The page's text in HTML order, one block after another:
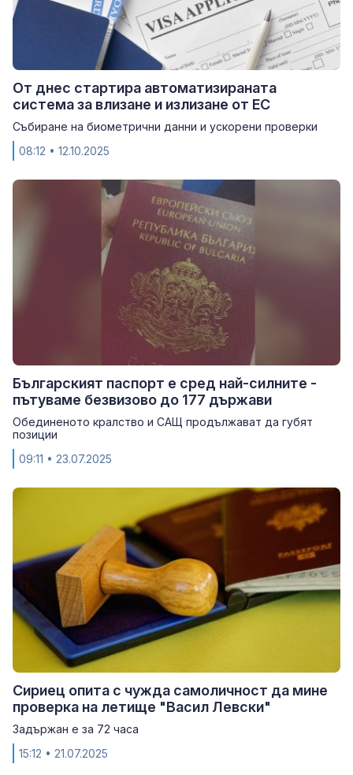
От днес стартира автоматизираната
система за влизане и излизане от ЕС
Събиране на биометрични данни и ускорени проверки
08:12 • 12.10.2025
Българският паспорт е сред най-силните -
пътуваме безвизово до 177 държави
Обединеното кралство и САЩ продължават да губят
позиции
09:11 • 23.07.2025
Сириец опита с чужда самоличност да мине
проверка на летище "Васил Левски"
Задържан е за 72 часа
15:12 • 21.07.2025